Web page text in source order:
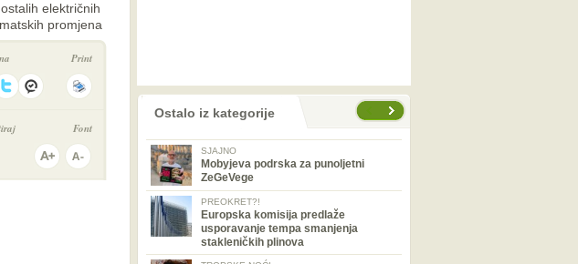
električnih
promjena
Print
Font
Ostalo iz kategorije
SJAJNO
Mobyjeva podrska za punoljetni
ZeGeVege
PREOKRET?!
Europska komisija predlaže
usporavanje tempa smanjenja
stakleničkih plinova